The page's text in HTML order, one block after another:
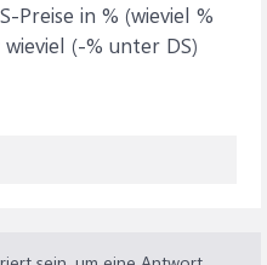
Preise in % (wieviel %
(-% unter DS)